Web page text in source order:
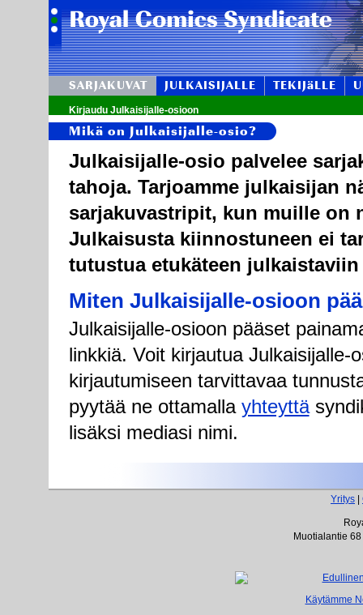
SARJAKUVAT JULKAISIJALLE TEKIJäLLE
Kirjaudu Julkaisijalle-osioon
Mikä on Julkaisijalle-osio?
Julkaisijalle-osio palvelee
tahoja. Tarjoamme julkaisijan
sarjakuvastripit, kun muille on
Julkaisusta kiinnostuneen ei
tutustua etukäteen
Miten Julkaisijalle-osioon
Julkaisijalle-osioon pääset
linkkiä. Voit kirjautua Julkaisijalle-
kirjautumiseen tarvittavaa
pyytää ne ottamalla yhteyttä
lisäksi mediasi nimi.
Yritys
Muotialantie
Käytämme